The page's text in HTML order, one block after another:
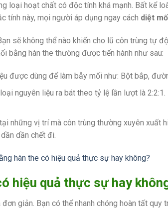
loại hoạt chất có độc tính khá mạnh. Bất kể
tính này, mọi người áp dụng ngay cách diệt
sẽ không thể nào khiến cho lũ côn trùng tự
bằng hàn the thường được tiến hành như sau:
được dùng để làm bẫy mối như: Bột bắp,
nguyên liệu ra bát theo tỷ lệ lần lượt là
những vị trí mà côn trùng thường xuyên xuất
dần chết đi.
hiệu quả thực sự hay
đơn giản. Bạn có thể nhanh chóng hoàn tất